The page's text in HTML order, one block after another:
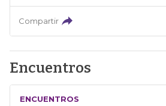
Compartir
Encuentros
ENCUENTROS